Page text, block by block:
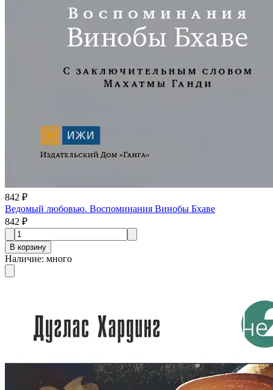
842 ₽
Ведомый любовью. Воспоминания Винобы Бхаве
842 ₽
В корзину
Наличие: много